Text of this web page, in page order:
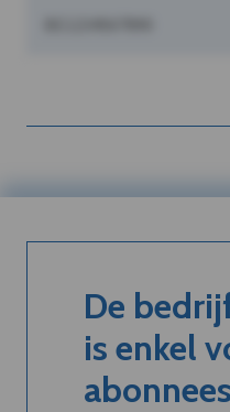
De
is enkel
abonnees